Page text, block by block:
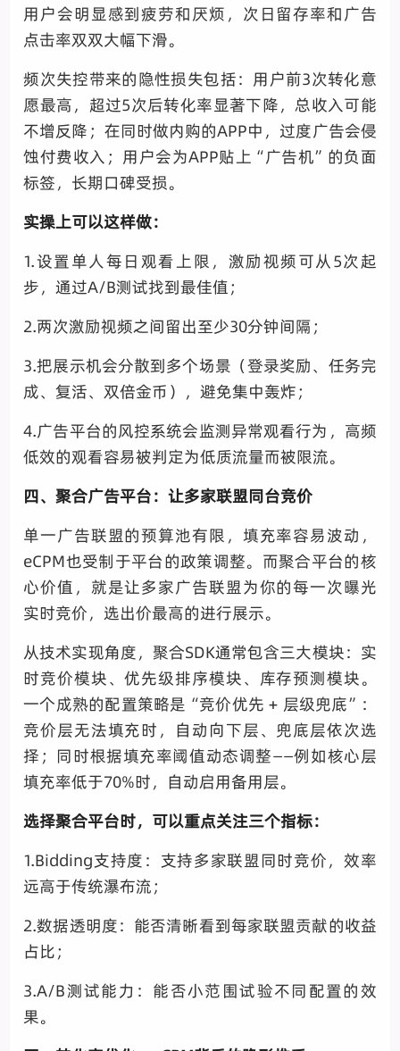
用户会明显感到疲劳和厌烦，次日留存率和广告
点击率双双大幅下滑。
频次失控带来的隐性损失包括：用户前3次转化意
愿最高，超过5次后转化率显著下降，总收入可能
不增反降；在同时做内购的APP中，过度广告会侵
蚀付费收入；用户会为APP贴上“广告机”的负面
标签，长期口碑受损。
实操上可以这样做：
1.设置单人每日观看上限，激励视频可从5次起
步，通过A/B测试找到最佳值；
2.两次激励视频之间留出至少30分钟间隔；
3.把展示机会分散到多个场景（登录奖励、任务完
成、复活、双倍金币），避免集中轰炸；
4.广告平台的风控系统会监测异常观看行为，高频
低效的观看容易被判定为低质流量而被限流。
四、聚合广告平台：让多家联盟同台竞价
单一广告联盟的预算池有限，填充率容易波动，
eCPM也受制于平台的政策调整。而聚合平台的核
心价值，就是让多家广告联盟为你的每一次曝光
实时竞价，选出价最高的进行展示。
从技术实现角度，聚合SDK通常包含三大模块：实
时竞价模块、优先级排序模块、库存预测模块。
一个成熟的配置策略是“竞价优先 + 层级兜底”：
竞价层无法填充时，自动向下层、兜底层依次选
择；同时根据填充率阈值动态调整——例如核心层
填充率低于70%时，自动启用备用层。
选择聚合平台时，可以重点关注三个指标：
1.Bidding支持度：支持多家联盟同时竞价，效率
远高于传统瀑布流；
2.数据透明度：能否清晰看到每家联盟贡献的收益
占比；
3.A/B测试能力：能否小范围试验不同配置的效
果。